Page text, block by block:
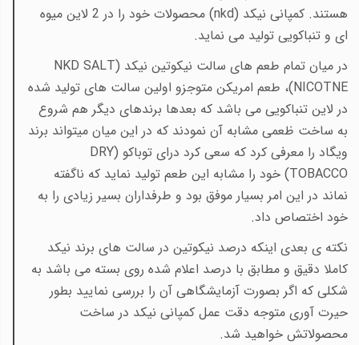
هستند. کمپانی نیکد (nkd
) محصولات خود را در 2 لاین میوه
ای و تنباکویی تولید می نماید.
در میان تمام طعم های سالت نیکوتین نیکد (NKD SALT
NICOTNE)، طعم امریکن متوجزو اولین سالت های تولید شده
در لاین تنباکویی می باشد که بعدها برندهای دیگر هم شروع
به ساخت ظعمی مشابه آن نمودند که در این میان میتواند برند
ویگاد را معرفی کرد که سعی کرد درای توباکو (DRY
TOBACCO) خود را مشابه این طعم تولید نماید که ناگفته
نماند در این امر بسیار موفق بود و طرفداران بسیر زیادی را به
خود اختصاص داد.
نکته ی بعدی اینکه درصد نیکوتین در سالت های برند نیکد
کاملا دقیق و مطابق با درصد اعلام شده روی بسته می باشد به
شکلی که اگر بصورت آزمایشگاهی آن را بررسی نمایید بطور
حیرت آوری متوجه دقت عمل کمپانی نیکد در ساخت
محصولاتش خواهید شد.